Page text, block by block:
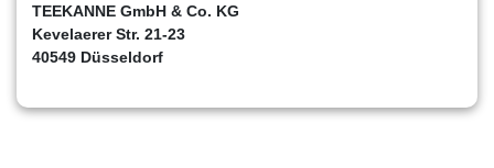
TEEKANNE GmbH & Co. KG
Kevelaerer Str. 21-23
40549 Düsseldorf